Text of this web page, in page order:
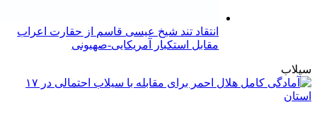
انتقاد تند شیخ عیسی قاسم از حقارت اعراب
مقابل استکبار آمریکایی-صهیونی
سیلاب